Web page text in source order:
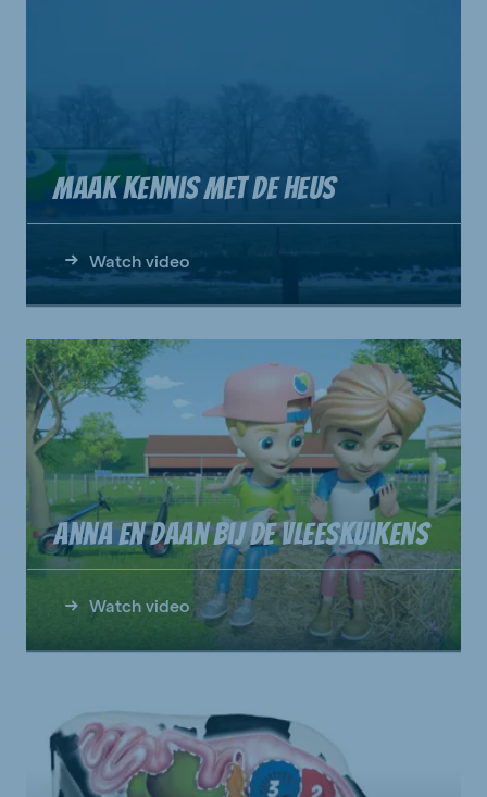
Maak kennis met De Heus
Watch video
Anna en Daan bij de vleeskuikens
Watch video